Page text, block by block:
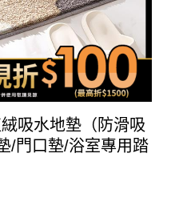
吸水地墊（防滑吸
/門口墊/浴室專用踏